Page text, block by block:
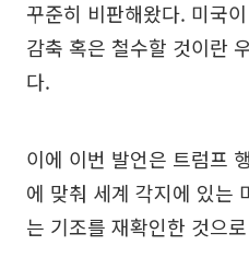
꾸준히 비판해왔다. 미국
감축 혹은 철수할 것이란
다.
이에 이번 발언은 트럼프
에 맞춰 세계 각지에 있는
는 기조를 재확인한 것으